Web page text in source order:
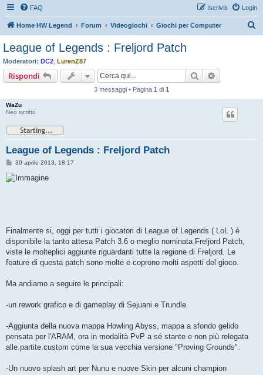
FAQ Login
Iscriviti
Home HW Legend Forum Videogiochi Giochi per Computer
League of Legends : Freljord Patch
Moderatori: DC2 LurenZ87
Rispondi Cerca
3 messaggi • Pagina 1 di 1
WaZu
Neo iscritto
League of Legends : Freljord Patch
M
s
s
30 aprile 2013, 18:17
Finalmente si, oggi per tutti i giocatori di League of Legends ( LoL ) è
disponibile la tanto attesa Patch 3.6 o meglio nominata Freljord Patch,
viste le molteplici aggiunte riguardanti tutte la regione di Freljord. Le
feature di questa patch sono molte e coprono molti aspetti del gioco.
Ma andiamo a seguire le principali:
-un rework grafico e di gameplay di Sejuani e Trundle.
-Aggiunta della nuova mappa Howling Abyss, mappa a sfondo gelido
pensata per l'ARAM, ora in modalità PvP a sé stante e non più relegata
alle partite custom come la sua vecchia versione "Proving Grounds".
-Un nuovo splash art per Nunu e nuove Skin per alcuni champion